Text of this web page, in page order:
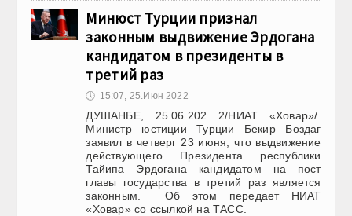
Минюст Турции признал
законным выдвижение Эрдогана
кандидатом в президенты в
третий раз
🕔 15:07, 25.Июн 2022
ДУШАНБЕ, 25.06.202 2/НИАТ «Ховар»/.
Министр юстиции Турции Бекир Боздаг
заявил в четверг 23 июня, что выдвижение
действующего Президента республики
Тайипа Эрдогана кандидатом на пост
главы государства в третий раз является
законным. Об этом передает НИАТ
«Ховар» со ссылкой на ТАСС.